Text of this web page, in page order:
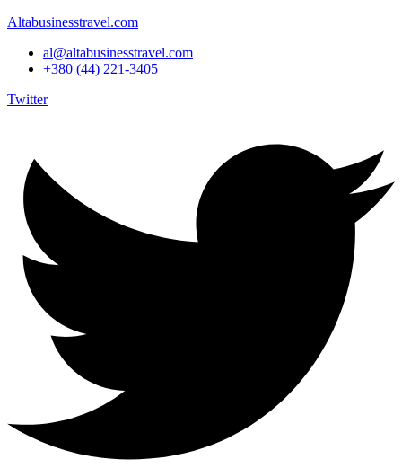
Altabusinesstravel.com
al@altabusinesstravel.com
+380 (44) 221-3405
Twitter